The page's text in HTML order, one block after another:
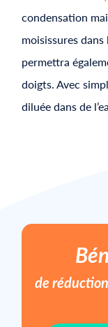
condensation
moisissures
permettra
doigts. Avec
diluée dans de
de